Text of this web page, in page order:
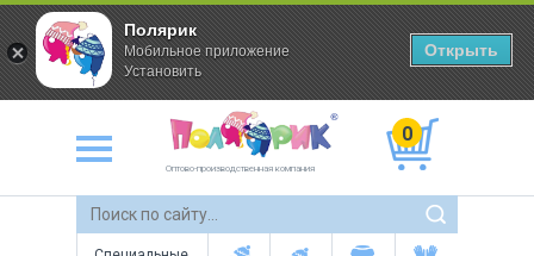
Оптово-производственная компания
0
Полярик
Мобильное приложение
Установить
Открыть